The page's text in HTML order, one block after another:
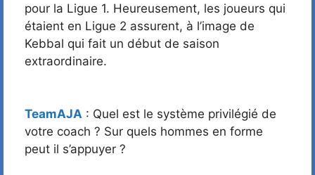
pour la Ligue 1. Heureusement, les joueurs qui
étaient en Ligue 2 assurent, à l’image de
Kebbal qui fait un début de saison
extraordinaire.
TeamAJA : Quel est le système privilégié de
votre coach ? Sur quels hommes en forme
peut il s’appuyer ?